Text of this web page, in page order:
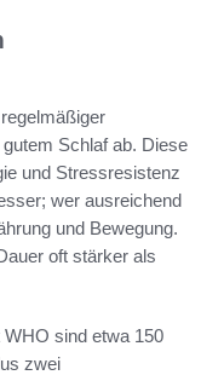
Schlaf ab. Diese
und Stressresistenz
wer ausreichend
und Bewegung.
oft stärker als
WHO sind etwa 150
zwei